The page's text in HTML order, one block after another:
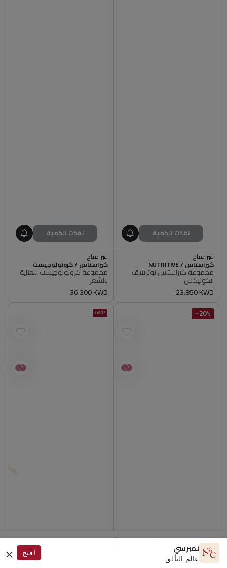
غير متاح
أصلي 100%
غير متاح
أصلي 100%
البائع
كيراستاس / NUTRITIVE
مجموعة كيراستاس نوتريتيڤ
آيكونيكس
سعر
23.850 KWD
نفذت الكمية
غير متاح
أصلي 100%
غير متاح
أصلي 100%
البائع
كيراستاس / كرونولوجيست
مجموعة كرونولوجيست للعناية
بالشعر
سعر
36.300 KWD
نفذت الكمية
20%–
GWP
الرئيسية الحساب
نمبرسي
عالم التألق
افتح ×